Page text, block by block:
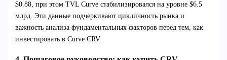
$0.88, при этом TVL Curve стабилизировался на уровне $6.5
млрд. Эти данные подчеркивают цикличность рынка и
важность анализа фундаментальных факторов перед тем, как
инвестировать в Curve CRV.